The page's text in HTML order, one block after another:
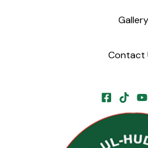
Gallery
Contact